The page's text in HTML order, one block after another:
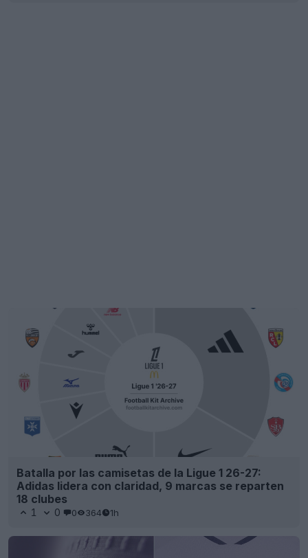
Batalla por las camisetas de la Ligue 1 26-27:
Adidas lidera con claridad, 9 marcas se reparten
18 clubes
1 0 0 364 1h